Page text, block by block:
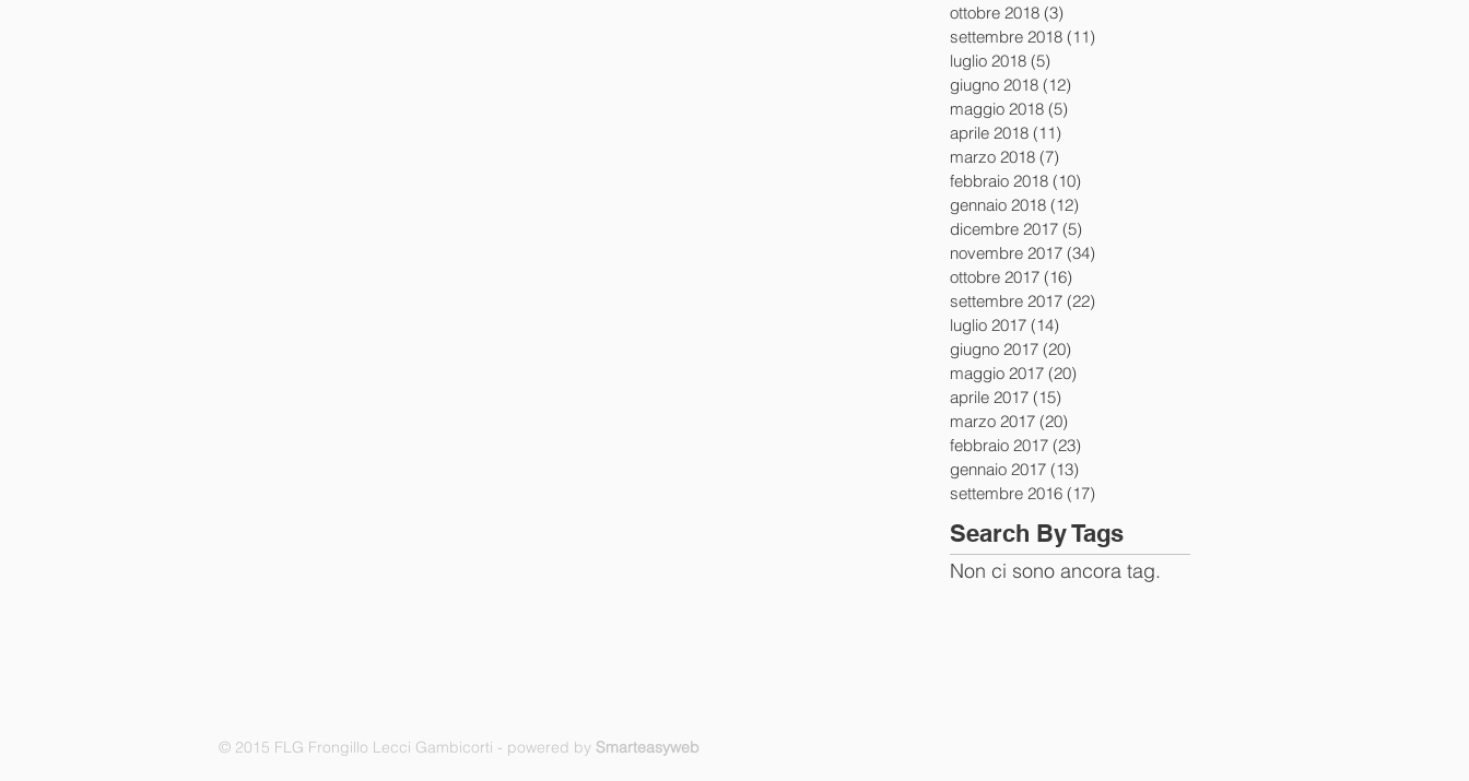
ottobre 2018 (3)
settembre 2018 (11)
luglio 2018 (5)
giugno 2018 (12)
maggio 2018 (5)
aprile 2018 (11)
marzo 2018 (7)
febbraio 2018 (10)
gennaio 2018 (12)
dicembre 2017 (5)
novembre 2017 (34)
ottobre 2017 (16)
settembre 2017 (22)
luglio 2017 (14)
giugno 2017 (20)
maggio 2017 (20)
aprile 2017 (15)
marzo 2017 (20)
febbraio 2017 (23)
gennaio 2017 (13)
settembre 2016 (17)
Search By Tags
Non ci sono ancora tag.
© 2015 FLG Frongillo Lecci Gambicorti - powered by Smarteasyweb